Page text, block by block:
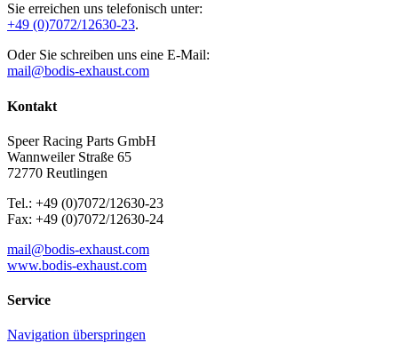
Sie erreichen uns telefonisch unter:
+49 (0)7072/12630-23.
Oder Sie schreiben uns eine E-Mail:
mail@bodis-exhaust.com
Kontakt
Speer Racing Parts GmbH
Wannweiler Straße 65
72770 Reutlingen
Tel.: +49 (0)7072/12630-23
Fax: +49 (0)7072/12630-24
mail@bodis-exhaust.com
www.bodis-exhaust.com
Service
Navigation überspringen